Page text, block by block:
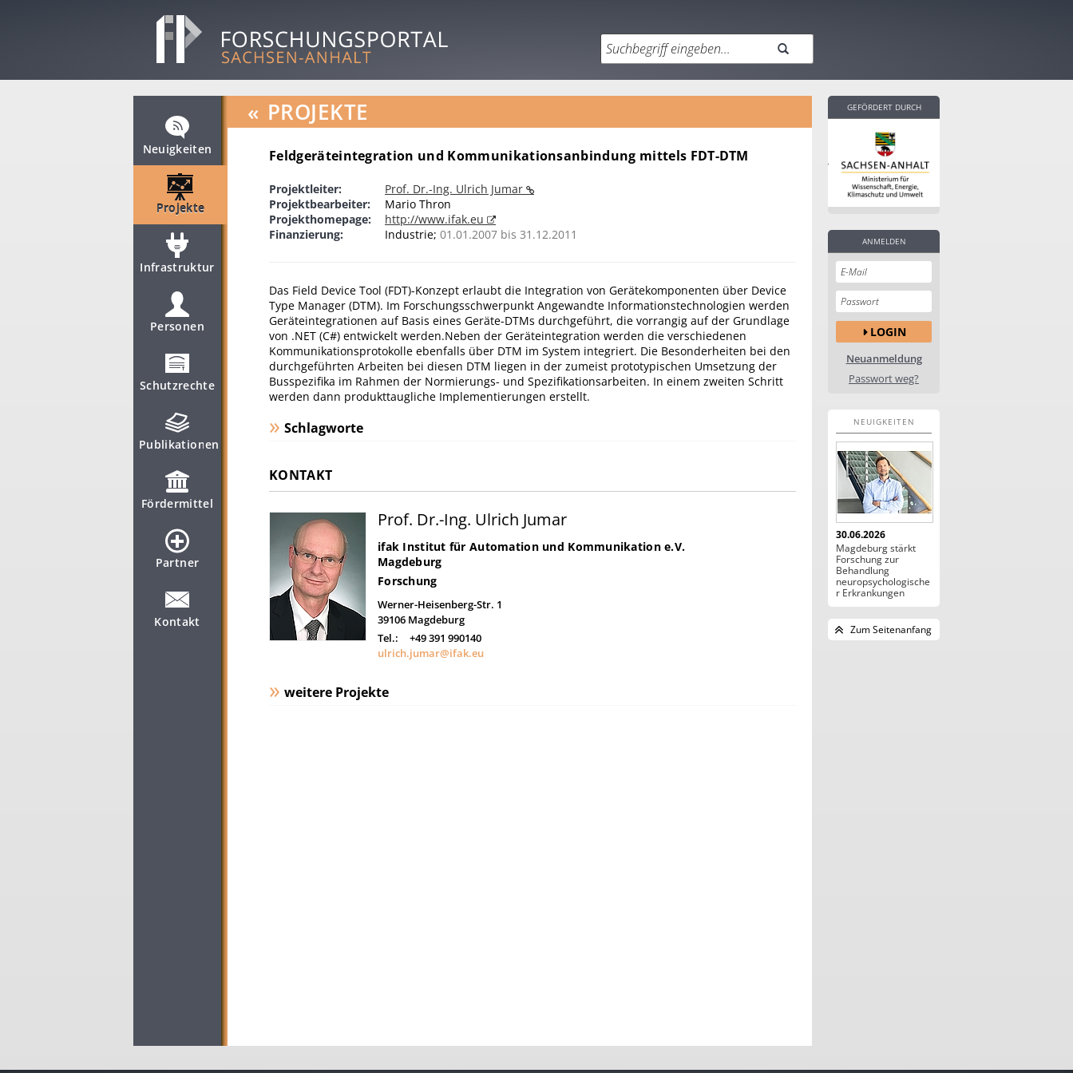
Neuigkeiten
Projekte
Infrastruktur
Personen
Schutzrechte
Publikationen
Fördermittel
Partner
Kontakt
« PROJEKTE
Feldgeräteintegration und Kommunikationsanbindung mittels FDT-DTM
Projektleiter:
Prof. Dr.-Ing. Ulrich Jumar
Projektbearbeiter:
Mario Thron
Projekthomepage:
http://www.ifak.eu
Finanzierung:
Industrie; 01.01.2007 bis 31.12.2011
Das Field Device Tool (FDT)-Konzept erlaubt die Integration von Gerätekomponenten über Device
Type Manager (DTM). Im Forschungsschwerpunkt Angewandte Informationstechno­logien werden
Geräteintegrationen auf Basis eines Geräte-DTMs durchgeführt, die vorrangig auf der Grundlage
von .NET (C#) entwickelt werden.Neben der Geräteintegration werden die verschiedenen
Kommunikationsprotokolle ebenfalls über DTM im System integriert. Die Besonderheiten bei den
durchgeführten Arbeiten bei diesen DTM liegen in der zumeist prototypischen Umsetzung der
Busspezifika im Rahmen der Nor­mierungs- und Spezifikationsarbeiten. In einem zweiten Schritt
werden dann produkttaugliche Implementierungen erstellt.
Schlagworte
KONTAKT
Prof. Dr.-Ing. Ulrich Jumar
ifak Institut für Automation und Kommunikation e.V.
Magdeburg
Forschung
Werner-Heisenberg-Str. 1
39106 Magdeburg
Tel.:
+49 391 990140
ulrich.jumar@ifak.eu
weitere Projekte
GEFÖRDERT DURCH
ANMELDEN
LOGIN
Neuanmeldung
Passwort weg?
NEUIGKEITEN
30.06.2026
Magdeburg stärkt
Forschung zur
Behandlung
neuropsychologische
r Erkrankungen
Zum Seitenanfang